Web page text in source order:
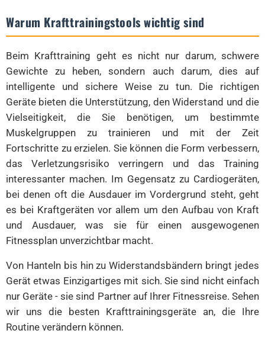
Warum Krafttrainingstools wichtig sind
Beim Krafttraining geht es nicht nur darum, schwere
Gewichte zu heben, sondern auch darum, dies auf
intelligente und sichere Weise zu tun. Die richtigen
Geräte bieten die Unterstützung, den Widerstand und die
Vielseitigkeit, die Sie benötigen, um bestimmte
Muskelgruppen zu trainieren und mit der Zeit
Fortschritte zu erzielen. Sie können die Form verbessern,
das Verletzungsrisiko verringern und das Training
interessanter machen. Im Gegensatz zu Cardiogeräten,
bei denen oft die Ausdauer im Vordergrund steht, geht
es bei Kraftgeräten vor allem um den Aufbau von Kraft
und Ausdauer, was sie für einen ausgewogenen
Fitnessplan unverzichtbar macht.
Von Hanteln bis hin zu Widerstandsbändern bringt jedes
Gerät etwas Einzigartiges mit sich. Sie sind nicht einfach
nur Geräte - sie sind Partner auf Ihrer Fitnessreise. Sehen
wir uns die besten Krafttrainingsgeräte an, die Ihre
Routine verändern können.